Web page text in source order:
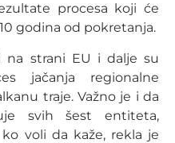
procesa koji će
godina od pokretanja.
na strani EU i dalje su
jačanja regionalne
traje. Važno je i da
svih šest entiteta,
voli da kaže, rekla je